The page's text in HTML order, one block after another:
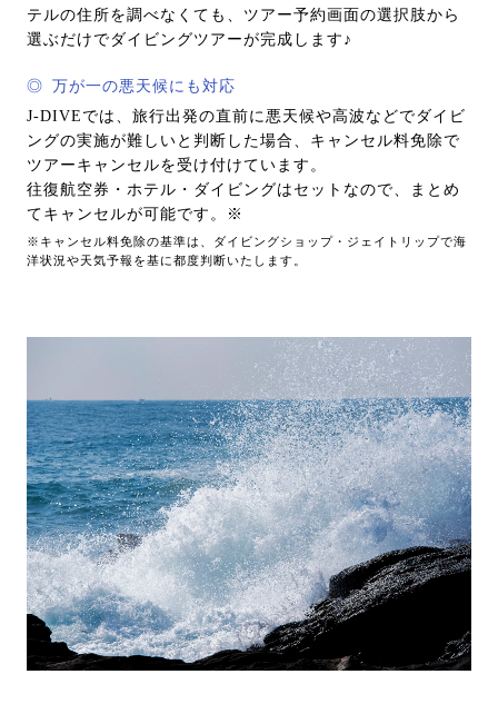
テルの住所を調べなくても、ツアー予約画面の選択肢から
選ぶだけでダイビングツアーが完成します♪
◎ 万が一の悪天候にも対応
J-DIVEでは、旅行出発の直前に悪天候や高波などでダイビ
ングの実施が難しいと判断した場合、キャンセル料免除で
ツアーキャンセルを受け付けています。
往復航空券・ホテル・ダイビングはセットなので、まとめ
てキャンセルが可能です。※
※キャンセル料免除の基準は、ダイビングショップ・ジェイトリップで海
洋状況や天気予報を基に都度判断いたします。